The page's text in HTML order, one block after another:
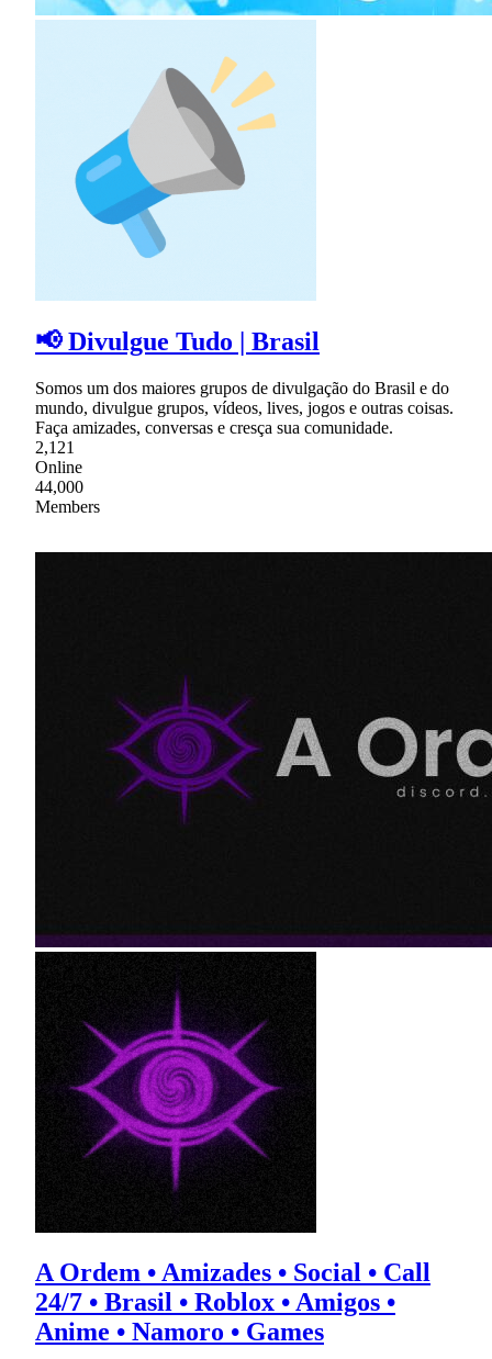
📢 Divulgue Tudo | Brasil
Somos um dos maiores grupos de divulgação do Brasil e do
mundo, divulgue grupos, vídeos, lives, jogos e outras coisas.
Faça amizades, conversas e cresça sua comunidade.
2,121
Online
44,000
Members
A Ordem • Amizades • Social • Call
24/7 • Brasil • Roblox • Amigos •
Anime • Namoro • Games